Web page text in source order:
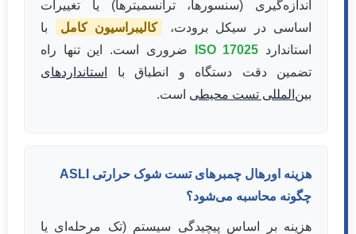
اندازه‌گیری (سنسورها، ترانسمیترها) یا تغییرات
اساسی در سیکل برودت،
کالیبراسیون کامل
با
استاندارد ISO 17025 ضروری است. این تنها راه
تضمین دقت دستگاه و انطباق با استانداردهای
بین‌المللی تست محیطی است.
هزینه اورهال چمبرهای تست شوک حرارتی ASLI
چگونه محاسبه می‌شود؟
هزینه بر اساس پیچیدگی سیستم (تک مرحله‌ای یا